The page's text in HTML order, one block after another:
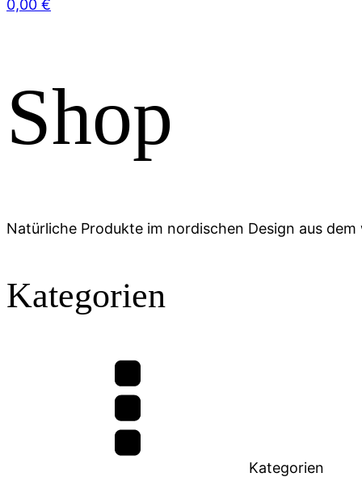
0,00 €
Shop
Natürliche Produkte im nordischen Design aus
Kategorien
Kategorien